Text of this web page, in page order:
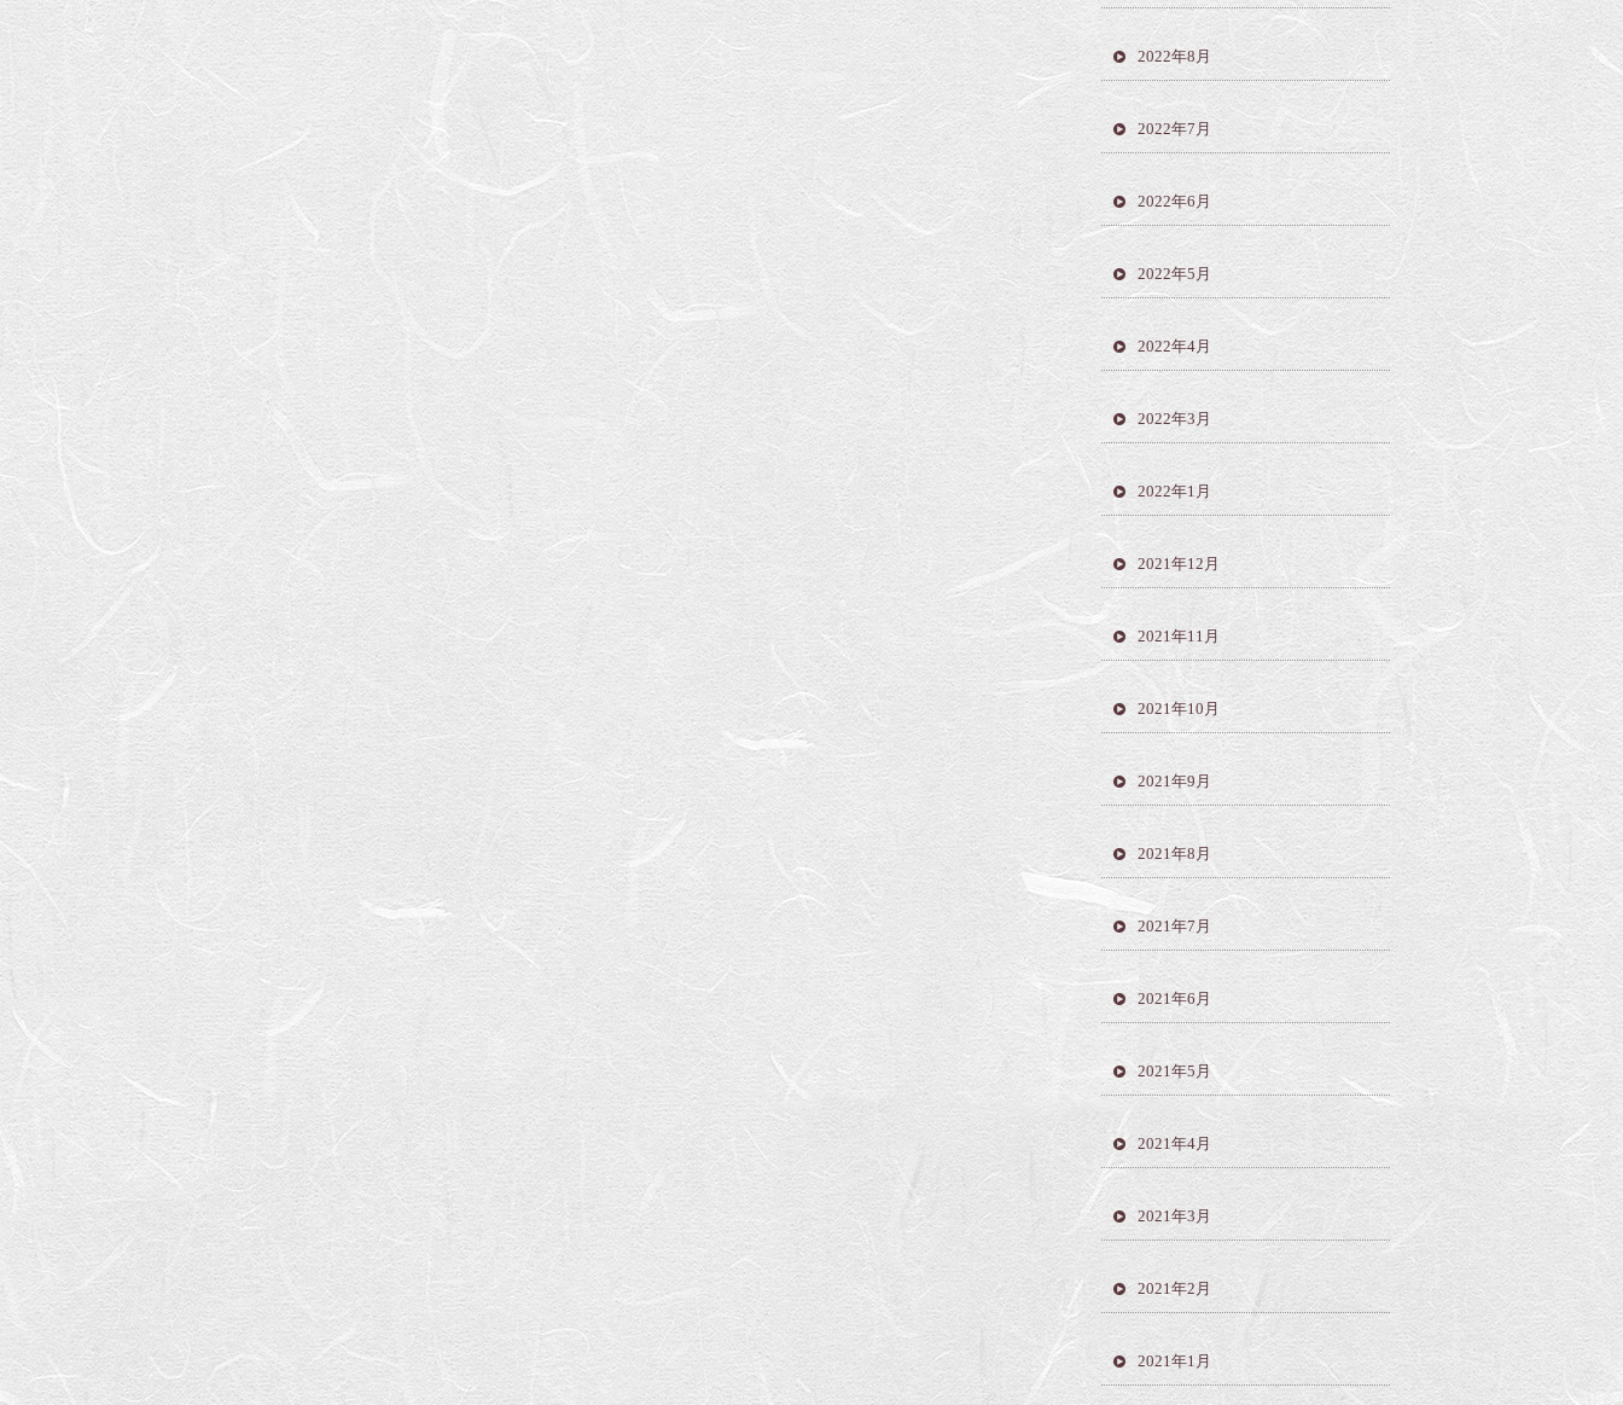
2022年8月
2022年7月
2022年6月
2022年5月
2022年4月
2022年3月
2022年1月
2021年12月
2021年11月
2021年10月
2021年9月
2021年8月
2021年7月
2021年6月
2021年5月
2021年4月
2021年3月
2021年2月
2021年1月